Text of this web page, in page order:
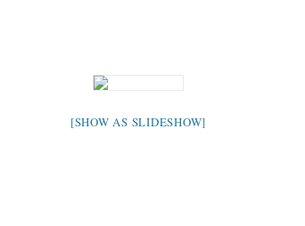
[SHOW AS SLIDESHOW]